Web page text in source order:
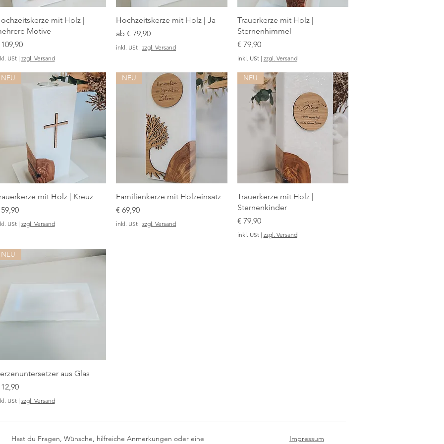
mit Holz |
Motive
USt| zzgl. Versand
Hochzeitskerze mit Holz | Ja
ab € 79,90
Sale-Preis
inkl. USt | zzgl. Versand
Trauerkerze mit Holz |
Sternenhimmel
Preis
€ 79,90
inkl. USt| zzgl. Versand
NEU
mit Holz | Kreuz
USt| zzgl. Versand
NEU
Familienkerze mit Holzeinsatz
Preis
€ 69,90
inkl. USt | zzgl. Versand
NEU
Trauerkerze mit Holz |
Sternenkinder
Preis
€ 79,90
inkl. USt| zzgl. Versand
NEU
aus Glas
USt| zzgl. Versand
Hast du Fragen, Wünsche, hilfreiche Anmerkungen oder eine Impressum